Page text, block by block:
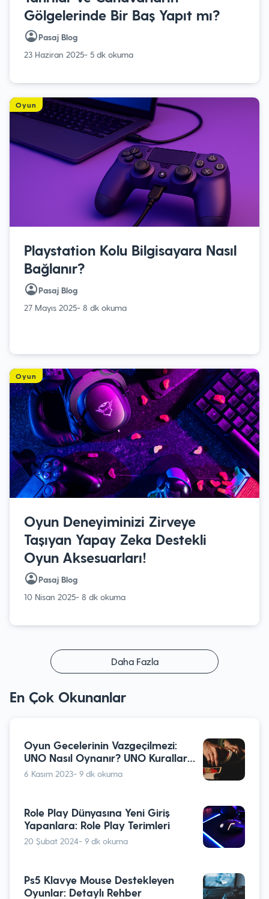
Gölgelerinde Bir Baş Yapıt mı?
Pasaj Blog
23 Haziran 2025- 5 dk okuma
Oyun
Playstation Kolu Bilgisayara Nasıl
Bağlanır?
Pasaj Blog
27 Mayıs 2025- 8 dk okuma
Oyun
Oyun Deneyiminizi Zirveye
Taşıyan Yapay Zeka Destekli
Oyun Aksesuarları!
Pasaj Blog
10 Nisan 2025- 8 dk okuma
Daha Fazla
En Çok Okunanlar
Oyun Gecelerinin Vazgeçilmezi:
UNO Nasıl Oynanır? UNO Kuralları
Nelerdir?
6 Kasım 2023- 9 dk okuma
Role Play Dünyasına Yeni Giriş
Yapanlara: Role Play Terimleri
20 Şubat 2024- 9 dk okuma
Ps5 Klavye Mouse Destekleyen
Oyunlar: Detaylı Rehber